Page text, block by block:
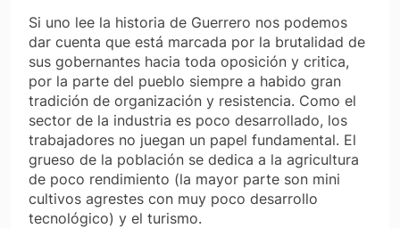
Si uno lee la historia de Guerrero nos podemos
dar cuenta que está marcada por la brutalidad de
sus gobernantes hacia toda oposición y critica,
por la parte del pueblo siempre a habido gran
tradición de organización y resistencia. Como el
sector de la industria es poco desarrollado, los
trabajadores no juegan un papel fundamental. El
grueso de la población se dedica a la agricultura
de poco rendimiento (la mayor parte son mini
cultivos agrestes con muy poco desarrollo
tecnológico) y el turismo.